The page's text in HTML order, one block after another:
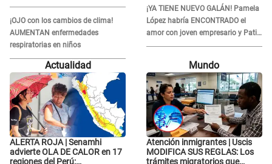
ADVIERTE: "Estúp@&# que cree
que..."
¡OJO con los cambios de clima!
AUMENTAN enfermedades
respiratorias en niños
¡YA TIENE NUEVO GALÁN! Pamela
López habría ENCONTRADO el
amor con joven empresario y Pati
Lorena la ECHA en VIVO
Actualidad
ALERTA ROJA | Senamhi
advierte OLA DE CALOR en 17
regiones del Perú:
Mundo
Atención inmigrantes | Uscis
MODIFICA SUS REGLAS: Los
trámites migratorios que